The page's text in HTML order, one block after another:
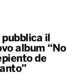
pubblica il
album “No
de